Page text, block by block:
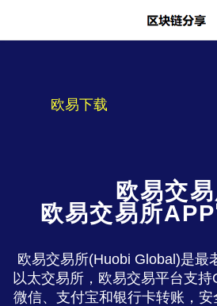
欧易下载
欧易交
欧易交易所
欧易交易所(Huobi Global)是最
以太交易所，欧易交易平台支
微信、支付宝和银行卡转账，